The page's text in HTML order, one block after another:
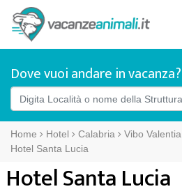
Dove vuoi andare in vacanza?
Home Hotel Calabria Vibo Valentia
Hotel Santa Lucia
Hotel Santa Lucia